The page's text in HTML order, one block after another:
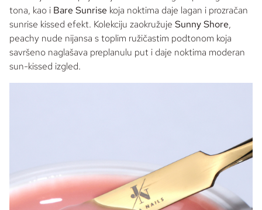
tona, kao i Bare Sunrise koja noktima daje lagan i prozračan
sunrise kissed efekt. Kolekciju zaokružuje Sunny Shore,
peachy nude nijansa s toplim ružičastim podtonom koja
savršeno naglašava preplanulu put i daje noktima moderan
sun-kissed izgled.